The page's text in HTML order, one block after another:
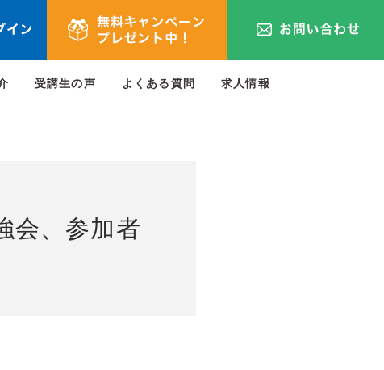
受講生の声 よくある質問 求人情報
会、参加者